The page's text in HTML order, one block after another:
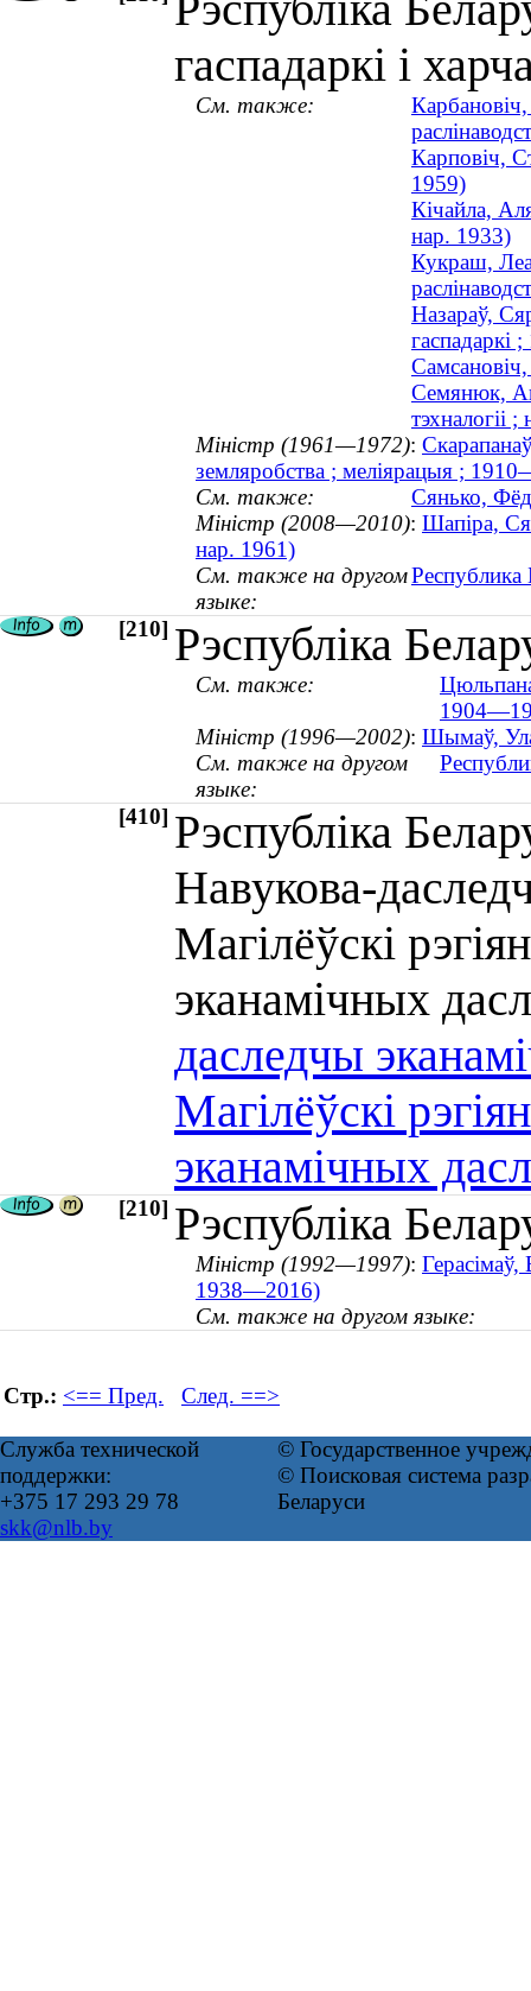
гаспадаркі і
См. также:
Карповіч,
1959)
Кічайла,
нар. 1933)
Кукраш,
Назараў,
Семянюк,
тэхналогіі
Міністр (1961—1972):
земляробства ; меліярацыя ;
См. также:
Сянько,
Міністр (2008—2010): Шапіра,
нар. 1961)
См. также на другом
языке:
Республика
[210] Рэспубліка
См. также:
Міністр (1996—2002): Шымаў,
См. также на другом
языке:
[410] Рэспубліка
Навукова-
Магілёўскі
эканамічных
даследчы
Магілёўскі
эканамічных
[210] Рэспубліка
Міністр (1992—1997): Герасімаў,
1938—2016)
См. также на другом языке:
Стр.: <== Пред. След. ==>
Служба технической
поддержки:
+375 17 293 29 78
skk@nlb.by
© Государственное
© Поисковая система
Беларуси